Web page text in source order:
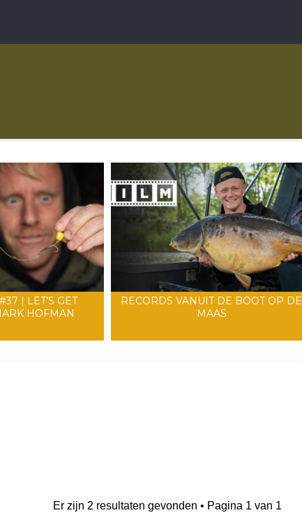
| LET’S GET
HOFMAN
RECORDS VANUIT DE BOOT OP DE
MAAS
Er zijn 2 resultaten gevonden • Pagina 1 van 1